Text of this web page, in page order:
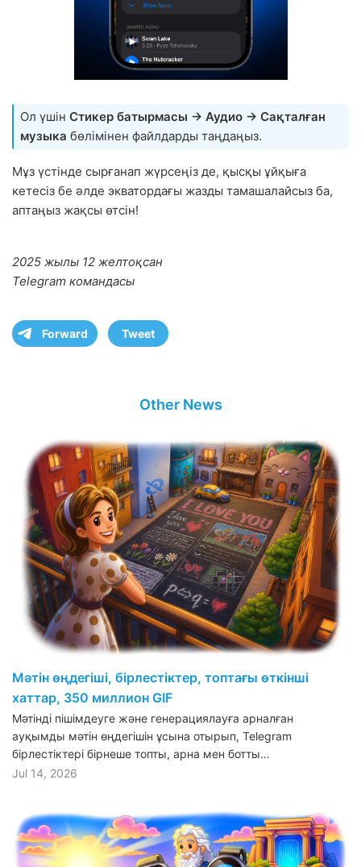
Ол үшін Стикер батырмасы → Аудио → Сақталған
музыка бөлімінен файлдарды таңдаңыз.
Мұз үстінде сырғанап жүрсеңіз де, қысқы ұйқыға
кетесіз бе әлде экватордағы жазды тамашалайсыз ба,
аптаңыз жақсы өтсін!
2025 жылы 12 желтоқсан
Telegram командасы
Forward Tweet
Other News
Мәтін өңдегіші, бірлестіктер, топтағы өткінші
хаттар, 350 миллион GIF
Мәтінді пішімдеуге және генерациялауға арналған
ауқымды мәтін өңдегішін ұсына отырып, Telegram
бірлестіктері бірнеше топты, арна мен ботты…
Jul 14, 2026